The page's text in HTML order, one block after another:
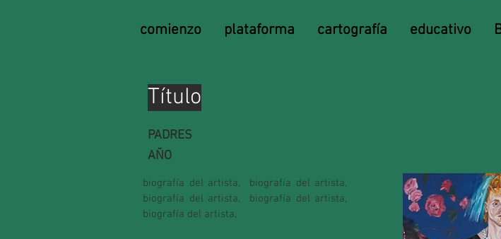
comienzo plataforma cartografía educativo
Título
PADRES
AÑO
biografía del artista,
biografía del artista,
biografía del artista,
biografía del artista,
biografía del artista,